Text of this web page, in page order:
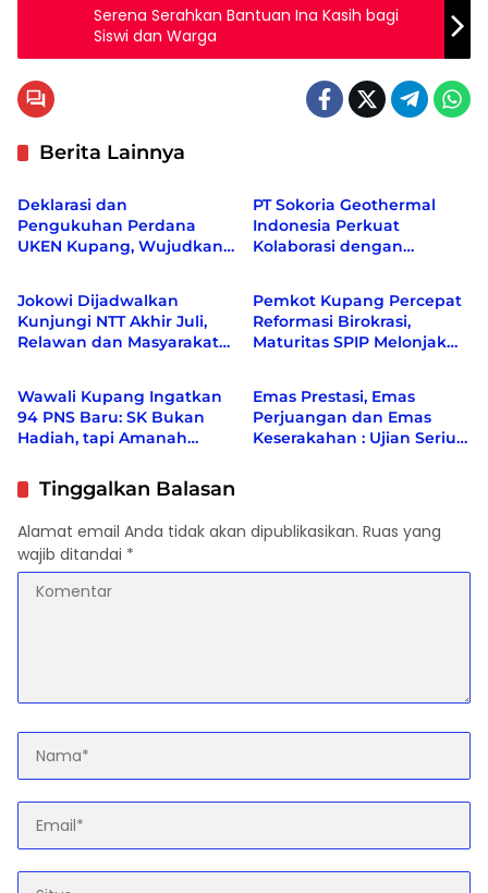
Serena Serahkan Bantuan Ina Kasih bagi
Siswi dan Warga
Berita Lainnya
Berita
Deklarasi dan
Pengukuhan Perdana
UKEN Kupang, Wujudkan
PT Sokoria Geothermal
Indonesia Perkuat
Kolaborasi dengan
Berita
Jokowi Dijadwalkan
Kunjungi NTT Akhir Juli,
Relawan dan Masyarakat
Berita
Pemkot Kupang Percepat
Reformasi Birokrasi,
Maturitas SPIP Melonjak
Berita
Wawali Kupang Ingatkan
94 PNS Baru: SK Bukan
Hadiah, tapi Amanah
Berita
Emas Prestasi, Emas
Perjuangan dan Emas
Keserakahan : Ujian Serius
Tinggalkan Balasan
Alamat email Anda tidak akan dipublikasikan. Ruas yang
wajib ditandai *